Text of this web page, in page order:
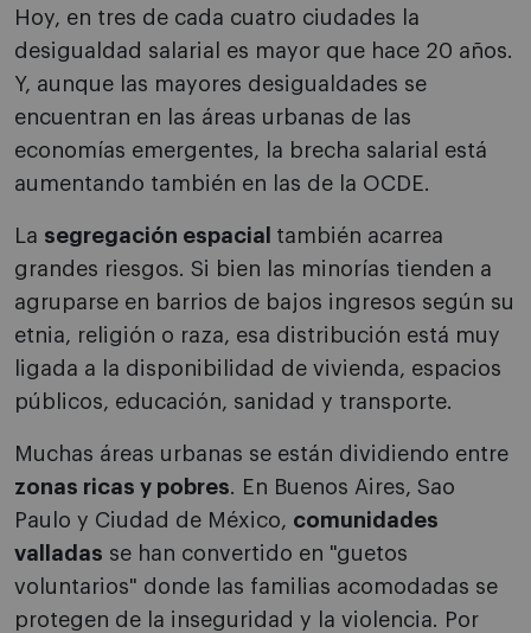
Hoy, en tres de cada cuatro ciudades la
desigualdad salarial es mayor que hace 20 años.
Y, aunque las mayores desigualdades se
encuentran en las áreas urbanas de las
economías emergentes, la brecha salarial está
aumentando también en las de la OCDE.
La segregación espacial también acarrea
grandes riesgos. Si bien las minorías tienden a
agruparse en barrios de bajos ingresos según su
etnia, religión o raza, esa distribución está muy
ligada a la disponibilidad de vivienda, espacios
públicos, educación, sanidad y transporte.
Muchas áreas urbanas se están dividiendo entre
zonas ricas y pobres. En Buenos Aires, Sao
Paulo y Ciudad de México, comunidades
valladas se han convertido en "guetos
voluntarios" donde las familias acomodadas se
protegen de la inseguridad y la violencia. Por